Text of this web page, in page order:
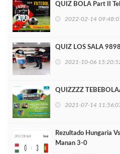
QUIZ BOLA Part II
2022-02-14
QUIZ LOS SALA 9898
2021-10-06
QUIZZZZ
2021-07-14
Rezultado Hungaria
Manan 3-0